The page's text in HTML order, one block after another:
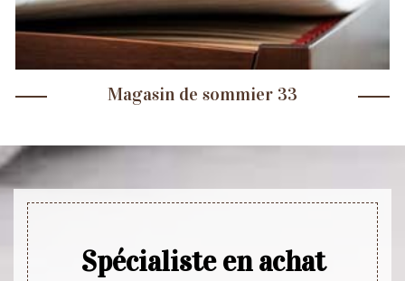
Magasin de sommier 33
Spécialiste en achat